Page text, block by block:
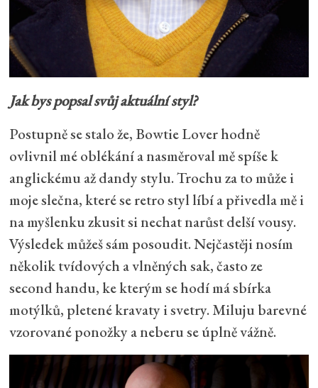
Jak bys popsal svůj aktuální styl?
Postupně se stalo že, Bowtie Lover hodně
ovlivnil mé oblékání a nasměroval mě spíše k
anglickému až dandy stylu. Trochu za to může i
moje slečna, které se retro styl líbí a přivedla mě i
na myšlenku zkusit si nechat narůst delší vousy.
Výsledek můžeš sám posoudit. Nejčastěji nosím
několik tvídových a vlněných sak, často ze
second handu, ke kterým se hodí má sbírka
motýlků, pletené kravaty i svetry. Miluju barevné
vzorované ponožky a neberu se úplně vážně.